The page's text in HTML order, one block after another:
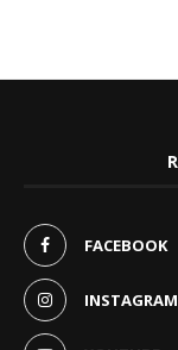
FACEBOOK
INSTAGRAM